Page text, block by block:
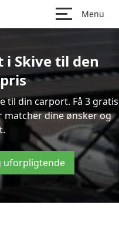
Menu
i Skive til den
til din carport. Få 3 gratis
dine ønsker og
uforpligtende